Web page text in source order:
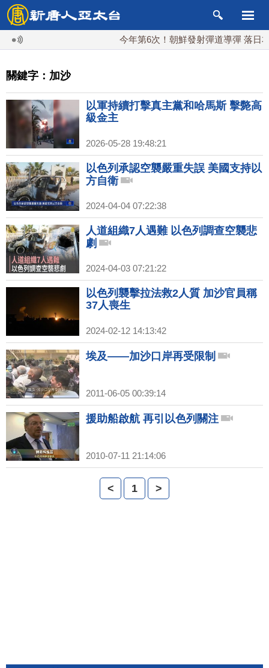
今年第6次！朝鮮發射彈道導彈 落日本
關鍵字：加沙
以軍持續打擊真主黨和哈馬斯 擊斃高
級金主
2026-05-28 19:48:21
以色列承認空襲嚴重失誤 美國支持以
方自衛
2024-04-04 07:22:38
人道組織7人遇難 以色列調查空襲悲
劇
2024-04-03 07:21:22
以色列襲擊拉法救2人質 加沙官員稱
37人喪生
2024-02-12 14:13:42
埃及——加沙口岸再受限制
2011-06-05 00:39:14
援助船啟航 再引以色列關注
2010-07-11 21:14:06
< 1 >